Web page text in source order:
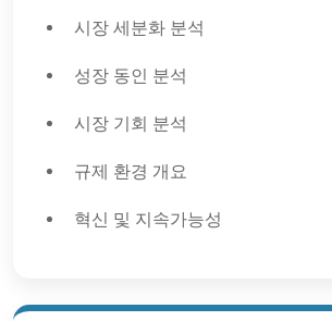
시장 세분화 분석
성장 동인 분석
시장 기회 분석
규제 환경 개요
혁신 및 지속가능성